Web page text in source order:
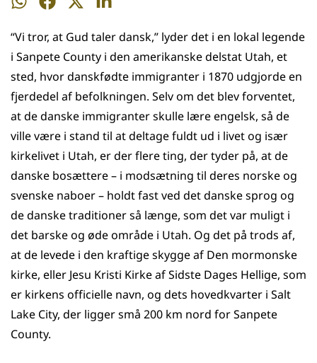
WhatsAppFacebook
TwitterLinkedIn
“Vi tror, at Gud taler dansk,” lyder det i en lokal legende
i Sanpete County i den amerikanske delstat Utah, et
sted, hvor danskfødte immigranter i 1870 udgjorde en
fjerdedel af befolkningen. Selv om det blev forventet,
at de danske immigranter skulle lære engelsk, så de
ville være i stand til at deltage fuldt ud i livet og især
kirkelivet i Utah, er der flere ting, der tyder på, at de
danske bosættere – i modsætning til deres norske og
svenske naboer – holdt fast ved det danske sprog og
de danske traditioner så længe, som det var muligt i
det barske og øde område i Utah. Og det på trods af,
at de levede i den kraftige skygge af Den mormonske
kirke, eller Jesu Kristi Kirke af Sidste Dages Hellige, som
er kirkens officielle navn, og dets hovedkvarter i Salt
Lake City, der ligger små 200 km nord for Sanpete
County.